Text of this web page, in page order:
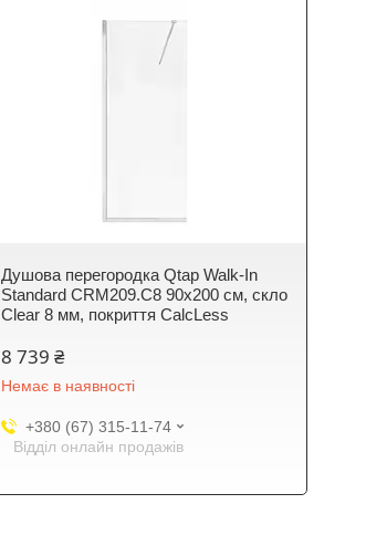
Душова перегородка Qtap Walk-In
Standard CRM209.C8 90х200 см, скло
Clear 8 мм, покриття CalcLess
8 739 ₴
Немає в наявності
+380 (67) 315-11-74
Відділ онлайн продажів